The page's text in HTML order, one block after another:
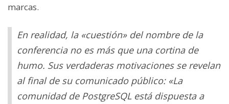
marcas.
En realidad, la «cuestión» del nombre de la
conferencia no es más que una cortina de
humo. Sus verdaderas motivaciones se revelan
al final de su comunicado público: «La
comunidad de PostgreSQL está dispuesta a